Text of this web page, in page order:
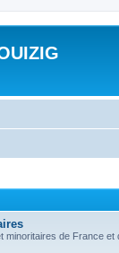
de France